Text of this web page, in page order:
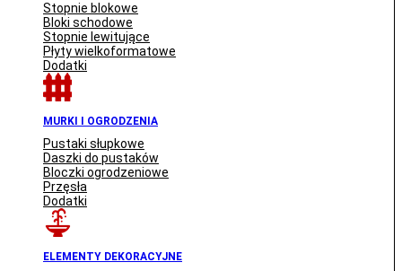
Stopnie blokowe
Bloki schodowe
Stopnie lewitujące
Płyty wielkoformatowe
Dodatki
MURKI I OGRODZENIA
Pustaki słupkowe
Daszki do pustaków
Bloczki ogrodzeniowe
Przęsła
Dodatki
ELEMENTY DEKORACYJNE